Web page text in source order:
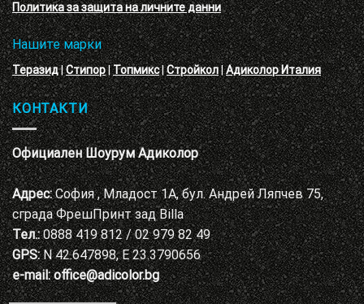
Политика за защита на личните данни
Нашите марки
Теразид|Стипор|Топмикс|Стройкол|Адиколор Италия
КОНТАКТИ
Официален Шоурум Адиколор
Адрес:София , Младост 1А, бул. Андрей Ляпчев 75,
сграда ФрешПринт зад Billa
Тел.:0888 419 812 / 02 979 82 49
GPS:N 42.647898, E 23.3790656
e-mail: office@adicolor.bg